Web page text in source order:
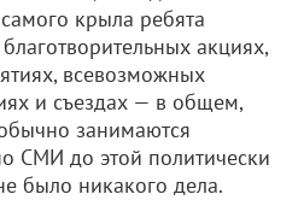
крыла ребята
акциях,
всевозможных
и съездах — в общем,
занимаются
СМИ до этой политически
было никакого дела.